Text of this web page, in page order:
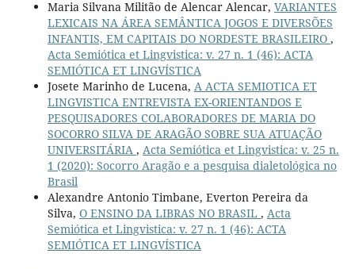
Maria Silvana Militão de Alencar Alencar, VARIANTES
LEXICAIS NA ÁREA SEMÂNTICA JOGOS E DIVERSÕES
INFANTIS, EM CAPITAIS DO NORDESTE BRASILEIRO ,
Acta Semiótica et Lingvistica: v. 27 n. 1 (46): ACTA
SEMIÓTICA ET LINGVÍSTICA
Josete Marinho de Lucena, A ACTA SEMIOTICA ET
LINGVISTICA ENTREVISTA EX-ORIENTANDOS E
PESQUISADORES COLABORADORES DE MARIA DO
SOCORRO SILVA DE ARAGÃO SOBRE SUA ATUAÇÃO
UNIVERSITÁRIA , Acta Semiótica et Lingvistica: v. 25 n.
1 (2020): Socorro Aragão e a pesquisa dialetológica no
Brasil
Alexandre Antonio Timbane, Everton Pereira da
Silva, O ENSINO DA LIBRAS NO BRASIL , Acta
Semiótica et Lingvistica: v. 27 n. 1 (46): ACTA
SEMIÓTICA ET LINGVÍSTICA